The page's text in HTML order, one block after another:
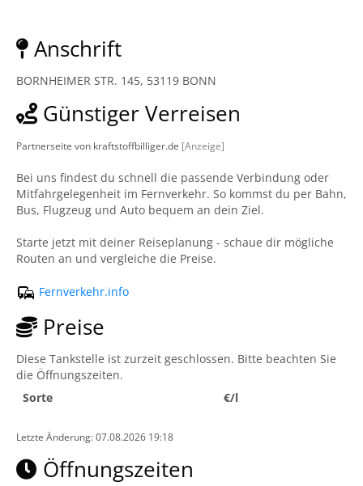
Anschrift
BORNHEIMER STR. 145, 53119 BONN
Günstiger Verreisen
Partnerseite von kraftstoffbilliger.de [Anzeige]
Bei uns findest du schnell die passende Verbindung oder
Mitfahrgelegenheit im Fernverkehr. So kommst du per Bahn,
Bus, Flugzeug und Auto bequem an dein Ziel.
Starte jetzt mit deiner Reiseplanung - schaue dir mögliche
Routen an und vergleiche die Preise.
Fernverkehr.info
Preise
Diese Tankstelle ist zurzeit geschlossen. Bitte beachten Sie
die Öffnungszeiten.
Sorte
€/l
Letzte Änderung: 07.08.2026 19:18
Öffnungszeiten